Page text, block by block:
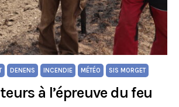
DENENS INCENDIE MÉTÉO SIS MORGET
à l’épreuve du feu